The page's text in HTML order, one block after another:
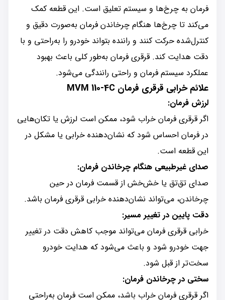
فرمان به چرخ‌ها و سیستم تعلیق است. این قطعه کمک
می‌کند تا چرخ‌ها هنگام چرخاندن فرمان به‌صورت دقیق و
کنترل‌شده حرکت کنند و راننده بتواند خودرو را به‌راحتی و با
دقت هدایت کند. قرقری فرمان به‌طور کلی باعث بهبود
عملکرد سیستم فرمان و راحتی رانندگی می‌شود.
علائم خرابی قرقری فرمان MVM 110-4C
لرزش فرمان:
اگر قرقری فرمان خراب شود، ممکن است لرزش یا تکان‌هایی
در فرمان احساس شود که نشان‌دهنده خرابی یا مشکل در
این قطعه است.
صدای غیرطبیعی هنگام چرخاندن فرمان:
صدای تق‌تق یا خش‌خش از قسمت فرمان در حین
چرخاندن، می‌تواند نشان‌دهنده خرابی قرقری فرمان باشد.
دقت پایین در تغییر مسیر:
خرابی قرقری فرمان می‌تواند موجب کاهش دقت در تغییر
جهت خودرو شود و باعث می‌شود که هدایت خودرو
سخت‌تر از قبل شود.
سختی در چرخاندن فرمان:
اگر قرقری فرمان خراب باشد، ممکن است فرمان به‌راحتی